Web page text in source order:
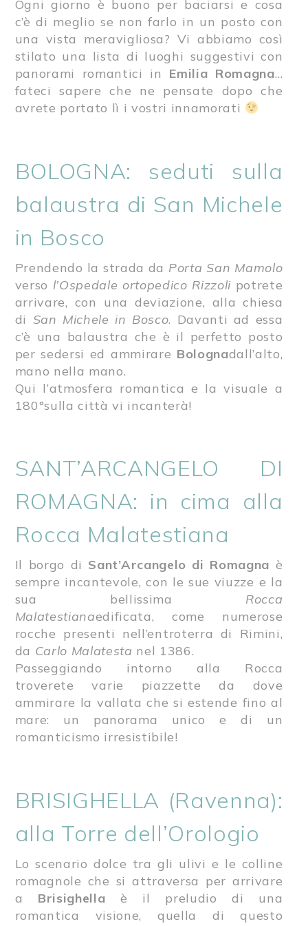
Ogni giorno è buono per baciarsi e cosa
c’è di meglio se non farlo in un posto con
una vista meravigliosa? Vi abbiamo così
stilato una lista di luoghi suggestivi con
panorami romantici in Emilia Romagna…
fateci sapere che ne pensate dopo che
avrete portato lì i vostri innamorati
BOLOGNA: seduti sulla
balaustra di San Michele
in Bosco
Prendendo la strada da Porta San Mamolo
verso l’Ospedale ortopedico Rizzoli potrete
arrivare, con una deviazione, alla chiesa
di San Michele in Bosco. Davanti ad essa
c’è una balaustra che è il perfetto posto
per sedersi ed ammirare Bolognadall’alto,
mano nella mano.
Qui l’atmosfera romantica e la visuale a
180°sulla città vi incanterà!
SANT’ARCANGELO DI
ROMAGNA: in cima alla
Rocca Malatestiana
Il borgo di Sant’Arcangelo di Romagna è
sempre incantevole, con le sue viuzze e la
sua bellissima Rocca
Malatestianaedificata, come numerose
rocche presenti nell’entroterra di Rimini,
da Carlo Malatesta nel 1386.
Passeggiando intorno alla Rocca
troverete varie piazzette da dove
ammirare la vallata che si estende fino al
mare: un panorama unico e di un
romanticismo irresistibile!
BRISIGHELLA (Ravenna):
alla Torre dell’Orologio
Lo scenario dolce tra gli ulivi e le colline
romagnole che si attraversa per arrivare
a Brisighella è il preludio di una
romantica visione, quella di questo